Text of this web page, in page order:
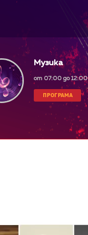
Музика
от 07:00 до 12:00
ПРОГРАМА